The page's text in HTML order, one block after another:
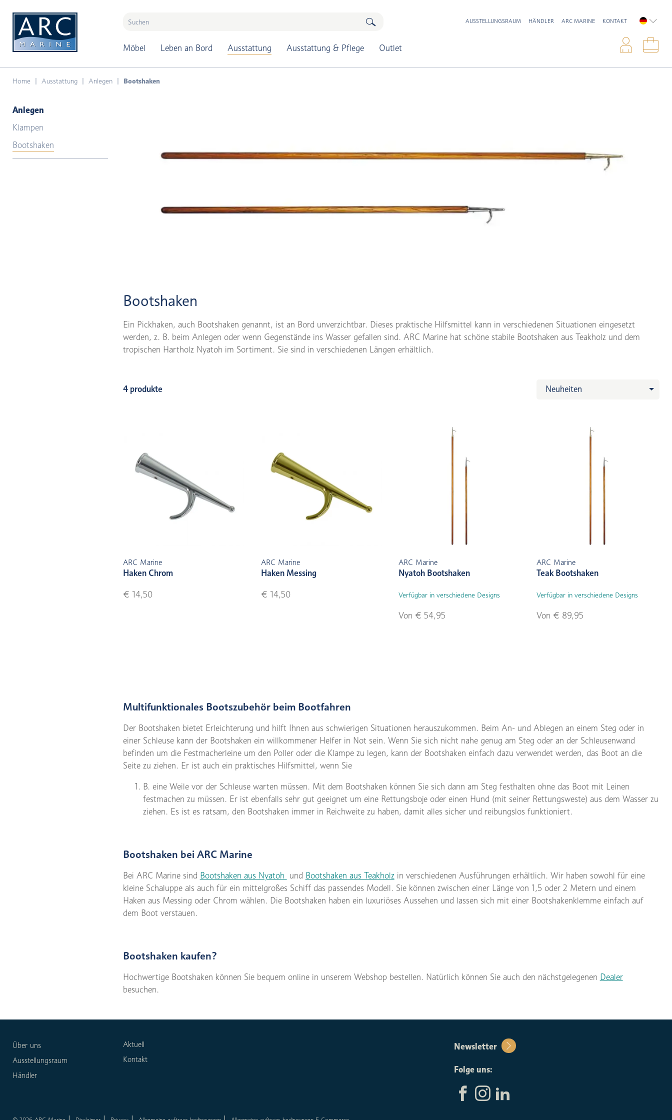
Möbel Leben an Bord Ausstattung Ausstattung & Pflege Outlet
AUSSTELLUNGSRAUM HÄNDLER ARC MARINE KONTAKT
Home Ausstattung Anlegen Bootshaken
Anlegen
Klampen
Bootshaken
Bootshaken
Ein Pickhaken, auch Bootshaken genannt, ist an Bord unverzichtbar. Dieses praktische Hilfsmittel kann in verschiedenen Situationen eingesetzt
werden, z. B. beim Anlegen oder wenn Gegenstände ins Wasser gefallen sind. ARC Marine hat schöne stabile Bootshaken aus Teakholz und dem
tropischen Hartholz Nyatoh im Sortiment. Sie sind in verschiedenen Längen erhältlich.
4 produkte Neuheiten
ARC Marine
Haken Chrom
€ 14,50
ARC Marine
Haken Messing
€ 14,50
ARC Marine
Nyatoh Bootshaken
Verfügbar in verschiedene Designs
Von € 54,95
ARC Marine
Teak Bootshaken
Verfügbar in verschiedene Designs
Von € 89,95
Multifunktionales Bootszubehör beim Bootfahren
Der Bootshaken bietet Erleichterung und hilft Ihnen aus schwierigen Situationen herauszukommen. Beim An- und Ablegen an einem Steg oder in
einer Schleuse kann der Bootshaken ein willkommener Helfer in Not sein. Wenn Sie sich nicht nahe genug am Steg oder an der Schleusenwand
befinden um die Festmacherleine um den Poller oder die Klampe zu legen, kann der Bootshaken einfach dazu verwendet werden, das Boot an die
Seite zu ziehen. Er ist auch ein praktisches Hilfsmittel, wenn Sie
B. eine Weile vor der Schleuse warten müssen. Mit dem Bootshaken können Sie sich dann am Steg festhalten ohne das Boot mit Leinen
festmachen zu müssen. Er ist ebenfalls sehr gut geeignet um eine Rettungsboje oder einen Hund (mit seiner Rettungsweste) aus dem Wasser zu
ziehen. Es ist es ratsam, den Bootshaken immer in Reichweite zu haben, damit alles sicher und reibungslos funktioniert.
Bootshaken bei ARC Marine
Bei ARC Marine sind Bootshaken aus Nyatoh und Bootshaken aus Teakholz in verschiedenen Ausführungen erhältlich. Wir haben sowohl für eine
kleine Schaluppe als auch für ein mittelgroßes Schiff das passendes Modell. Sie können zwischen einer Länge von 1,5 oder 2 Metern und einem
Haken aus Messing oder Chrom wählen. Die Bootshaken haben ein luxuriöses Aussehen und lassen sich mit einer Bootshakenklemme einfach auf
dem Boot verstauen.
Bootshaken kaufen?
Hochwertige Bootshaken können Sie bequem online in unserem Webshop bestellen. Natürlich können Sie auch den nächstgelegenen Dealer
besuchen.
Über uns
Ausstellungsraum
Händler
Aktuell
Kontakt
Newsletter
Folge uns: